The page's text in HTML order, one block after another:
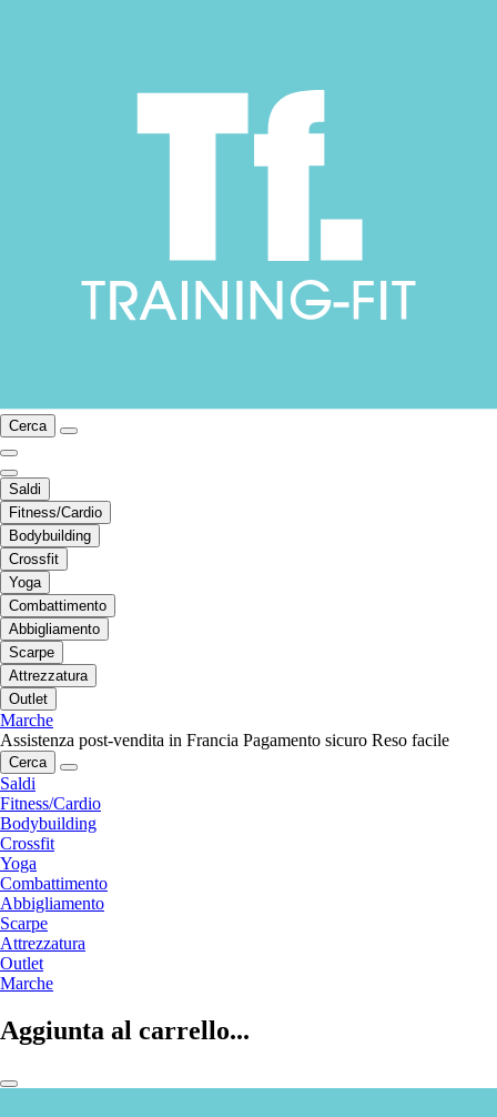
Cerca
Saldi
Fitness/Cardio
Bodybuilding
Crossfit
Yoga
Combattimento
Abbigliamento
Scarpe
Attrezzatura
Outlet
Marche
Assistenza post-vendita in Francia Pagamento sicuro Reso facile
Cerca
Saldi
Fitness/Cardio
Bodybuilding
Crossfit
Yoga
Combattimento
Abbigliamento
Scarpe
Attrezzatura
Outlet
Marche
Aggiunta al carrello...